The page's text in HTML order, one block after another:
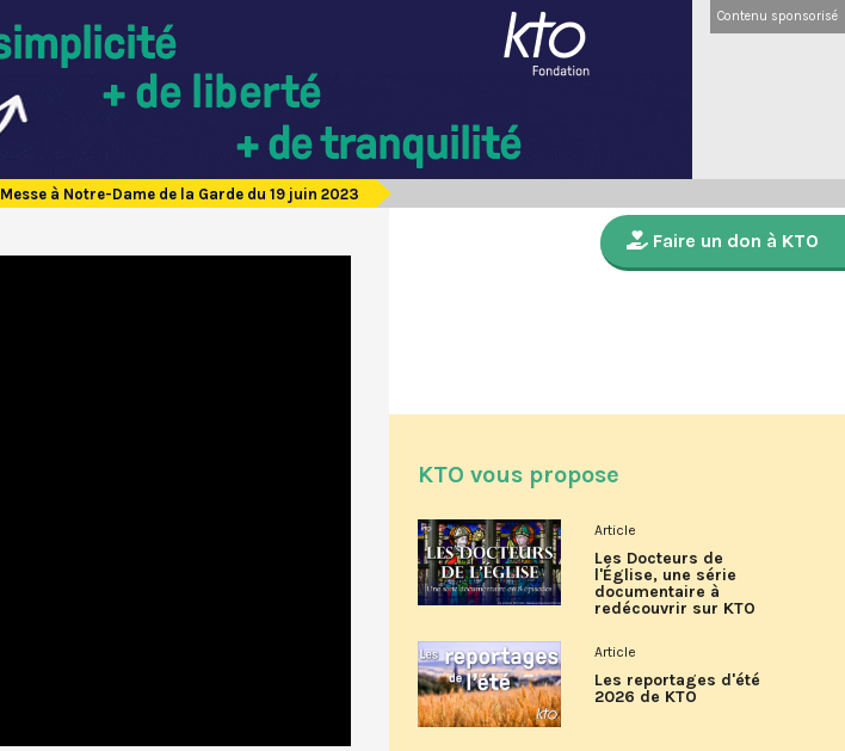
Contenu sponsorisé
Messe à Notre-Dame de la Garde du 19 juin 2023
Faire un don à KTO
KTO vous propose
Article
Les Docteurs de
l'Église, une série
documentaire à
redécouvrir sur KTO
Article
Les reportages d'été
2026 de KTO